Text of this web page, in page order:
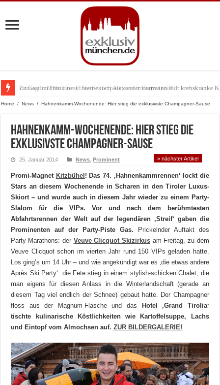
Zu Gast im Fränk’ness: Sternekoch Alexander Herrmann lädt krebskranke
Home / News / Hahnenkamm-Wochenende: Hier stieg die exklusivste Champagner-Sause
Hahnenkamm-Wochenende: Hier stieg die
exklusivste Champagner-Sause
25. Januar 2014 News ,Prominent » nächster Artikel
Promi-Magnet Kitzbühel ! Das 74. ‚Hahnenkammrennen‘ lockt die
Stars an diesem Wochenende in Scharen in den Tiroler Luxus-
Skiort – und wurde auch in diesem Jahr wieder zu einem Party-
Slalom für die VIPs. Vor und nach dem berühmtesten
Abfahrtsrennen der Welt auf der legendären ‚Streif‘ gaben die
Prominenten auf der Party-Piste Gas.
Prickelnder Auftakt des
Party-Marathons: der Veuve Clicquot Skizirkus am Freitag, zu dem
Veuve Clicquot schon im vierten Jahr rund 150 VIPs geladen hatte.
Los ging’s um 14 Uhr – und wie angekündigt war es ‚die etwas andere
Après Ski Party‘: die Fete stieg in einem stylish-schicken Chalet, die
man eigens für diesen Anlass in die Winterlandschaft (gerade an
diesem Tag viel endlich der Schnee) gebaut hatte. Der Champagner
floss aus der Magnum-Flasche und das
Hotel ‚Grand Tirolia‘
tischte kulinarische Köstlichkeiten wie Kartoffelsuppe, Lachs
und Eintopf vom Almochsen auf.ZUR BILDERGALERIE!